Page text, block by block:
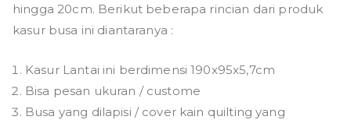
hingga 20cm. Berikut beberapa rincian dari produk
kasur busa ini diantaranya :
Kasur Lantai ini berdimensi 190x95x5,7cm
Bisa pesan ukuran / custome
Busa yang dilapisi / cover kain quilting yang